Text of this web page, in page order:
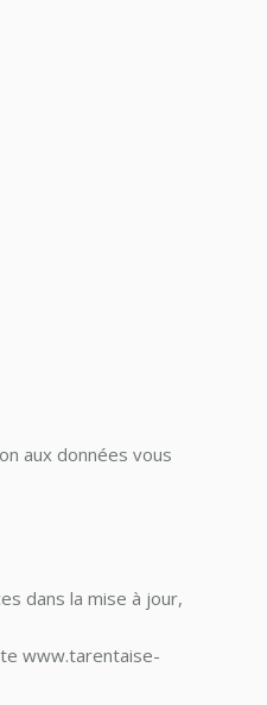
aux données vous
dans la mise à jour,
www.tarentaise-